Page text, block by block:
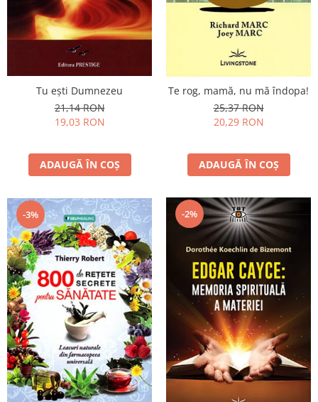
Tu eşti Dumnezeu
21,14 RON
19,03 RON
ADAUGĂ ÎN COȘ
Te rog, mamă, nu mă îndopa!
25,37 RON
20,29 RON
ADAUGĂ ÎN COȘ
-3% -2%